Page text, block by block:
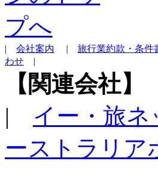
| 会社案内 | 旅行業約款・条件
わせ |
【関連会社】
| イー・旅
ーストラリア